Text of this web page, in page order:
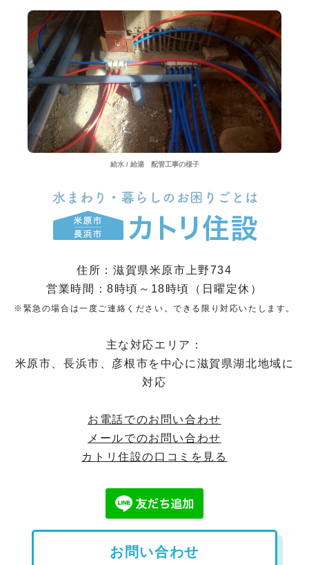
給水 / 給湯 配管工事の様子
住所：滋賀県米原市上野734
営業時間：8時頃～18時頃（日曜定休）
※緊急の場合は一度ご連絡ください。できる限り対応いたします。
主な対応エリア：
米原市、長浜市、彦根市を中心に滋賀県湖北地域に
対応
お電話でのお問い合わせ
メールでのお問い合わせ
カトリ住設の口コミを見る
お問い合わせ